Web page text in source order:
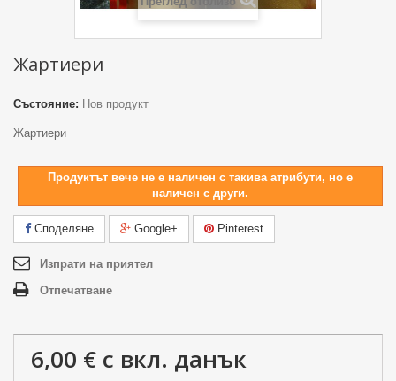
Жартиери
Състояние: Нов продукт
Жартиери
Продуктът вече не е наличен с такива атрибути, но е
наличен с други.
Споделяне Google+ Pinterest
Изпрати на приятел
Отпечатване
6,00 € с вкл. данък